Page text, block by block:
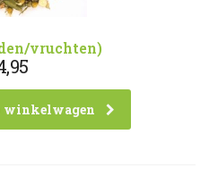
vruchten)
winkelwagen